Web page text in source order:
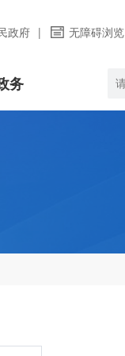
政府 | 无障碍浏览
务